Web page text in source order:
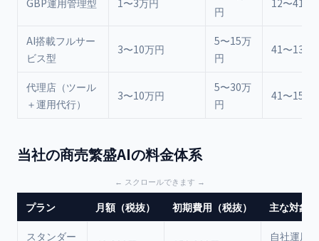
GBP運用管理型 1〜3万円
円
12〜41万
AI搭載フルサー
ビス型
3〜10万円
5〜15万
円
41〜135
代理店（ツール
＋運用代行）
3〜10万円
5〜30万
円
41〜150
当社の商売繁盛AIの料金体系
プラン 月額（税抜） 初期費用（税抜） 主な対象
スタンダー
自社運用